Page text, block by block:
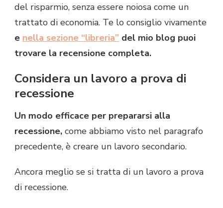
del risparmio, senza essere noiosa come un
trattato di economia. Te lo consiglio vivamente
e nella sezione “libreria” del mio blog puoi
trovare la recensione completa.
Considera un lavoro a prova di
recessione
Un modo efficace per prepararsi alla
recessione, come abbiamo visto nel paragrafo
precedente, è creare un lavoro secondario.
Ancora meglio se si tratta di un lavoro a prova
di recessione.